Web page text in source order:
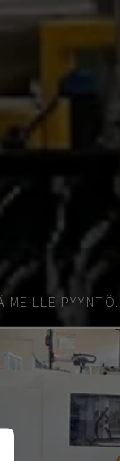
PYYNTÖ.